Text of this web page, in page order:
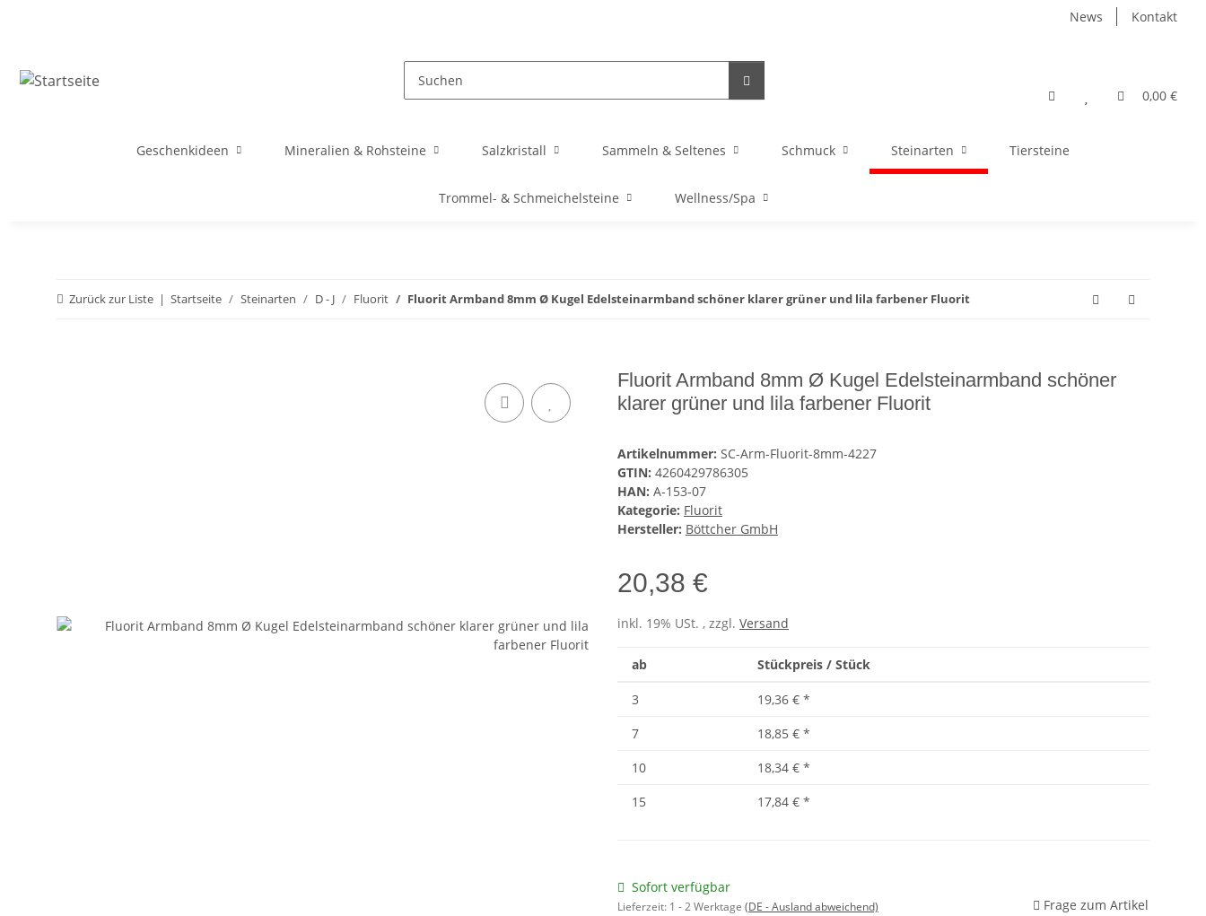
News Kontakt
0,00 €
Geschenkideen Mineralien & Rohsteine Salzkristall Sammeln & Seltenes Schmuck Steinarten Tiersteine
Trommel- & Schmeichelsteine Wellness/Spa
Zurück zur Liste Startseite Steinarten D - J Fluorit Fluorit Armband 8mm Ø Kugel Edelsteinarmband schöner klarer grüner und lila farbener Fluorit
Fluorit Armband 8mm Ø Kugel Edelsteinarmband schöner
klarer grüner und lila farbener Fluorit
Artikelnummer: SC-Arm-Fluorit-8mm-4227
GTIN: 4260429786305
HAN: A-153-07
Kategorie: Fluorit
Hersteller: Böttcher GmbH
20,38 €
inkl. 19% USt. , zzgl. Versand
ab Stückpreis / Stück
3 19,36 € *
7
18,85 € *
10
18,34 € *
15
17,84 € *
Sofort verfügbar
Lieferzeit: 1 - 2 Werktage (DE - Ausland abweichend) Frage zum Artikel